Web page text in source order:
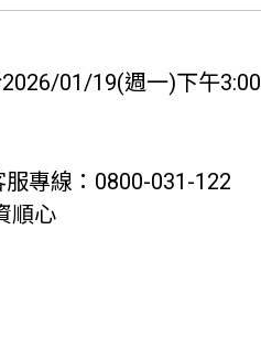
01/19(週一)下午
專線：0800-031-122
順心